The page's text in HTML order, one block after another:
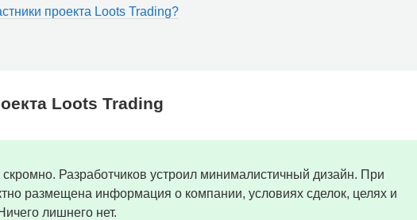
проекта Loots Trading?
Loots Trading
Разработчиков устроил минималистичный дизайн. При
размещена информация о компании, условиях сделок, целях и
лишнего нет.